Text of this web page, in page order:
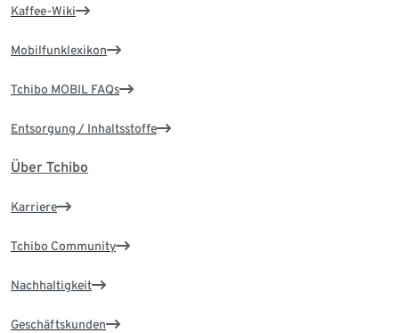
Kaffee-Wiki
Mobilfunklexikon
Tchibo MOBIL FAQs
Entsorgung / Inhaltsstoffe
Über Tchibo
Karriere
Tchibo Community
Nachhaltigkeit
Geschäftskunden